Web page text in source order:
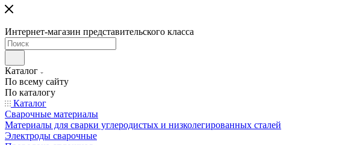
Интернет-магазин представительского класса
Каталог
По всему сайту
По каталогу
Каталог
Сварочные материалы
Материалы для сварки углеродистых и низколегированных сталей
Электроды сварочные